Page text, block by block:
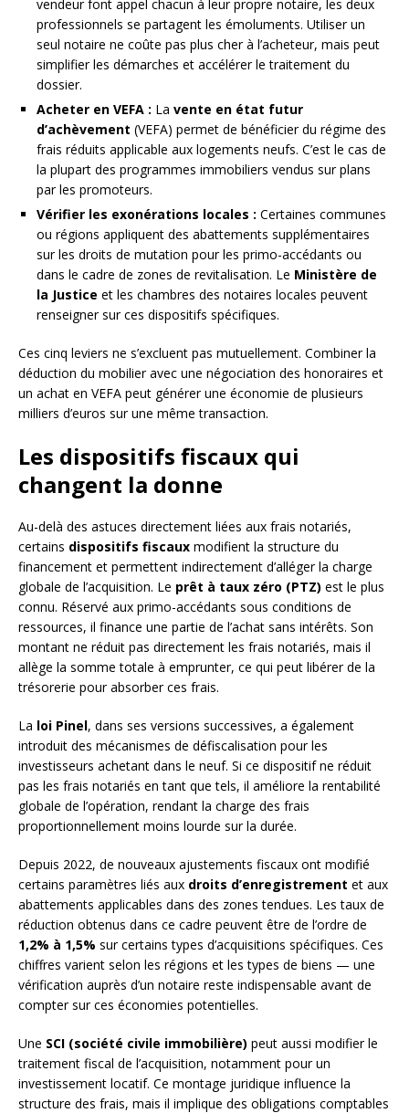
vendeur font appel chacun à leur propre notaire, les deux
professionnels se partagent les émoluments. Utiliser un
seul notaire ne coûte pas plus cher à l’acheteur, mais peut
simplifier les démarches et accélérer le traitement du
dossier.
Acheter en VEFA : La vente en état futur
d’achèvement (VEFA) permet de bénéficier du régime des
frais réduits applicable aux logements neufs. C’est le cas de
la plupart des programmes immobiliers vendus sur plans
par les promoteurs.
Vérifier les exonérations locales : Certaines communes
ou régions appliquent des abattements supplémentaires
sur les droits de mutation pour les primo-accédants ou
dans le cadre de zones de revitalisation. Le Ministère de
la Justice et les chambres des notaires locales peuvent
renseigner sur ces dispositifs spécifiques.
Ces cinq leviers ne s’excluent pas mutuellement. Combiner la
déduction du mobilier avec une négociation des honoraires et
un achat en VEFA peut générer une économie de plusieurs
milliers d’euros sur une même transaction.
Les dispositifs fiscaux qui
changent la donne
Au-delà des astuces directement liées aux frais notariés,
certains dispositifs fiscaux modifient la structure du
financement et permettent indirectement d’alléger la charge
globale de l’acquisition. Le prêt à taux zéro (PTZ) est le plus
connu. Réservé aux primo-accédants sous conditions de
ressources, il finance une partie de l’achat sans intérêts. Son
montant ne réduit pas directement les frais notariés, mais il
allège la somme totale à emprunter, ce qui peut libérer de la
trésorerie pour absorber ces frais.
La loi Pinel, dans ses versions successives, a également
introduit des mécanismes de défiscalisation pour les
investisseurs achetant dans le neuf. Si ce dispositif ne réduit
pas les frais notariés en tant que tels, il améliore la rentabilité
globale de l’opération, rendant la charge des frais
proportionnellement moins lourde sur la durée.
Depuis 2022, de nouveaux ajustements fiscaux ont modifié
certains paramètres liés aux droits d’enregistrement et aux
abattements applicables dans des zones tendues. Les taux de
réduction obtenus dans ce cadre peuvent être de l’ordre de
1,2% à 1,5% sur certains types d’acquisitions spécifiques. Ces
chiffres varient selon les régions et les types de biens — une
vérification auprès d’un notaire reste indispensable avant de
compter sur ces économies potentielles.
Une SCI (société civile immobilière) peut aussi modifier le
traitement fiscal de l’acquisition, notamment pour un
investissement locatif. Ce montage juridique influence la
structure des frais, mais il implique des obligations comptables